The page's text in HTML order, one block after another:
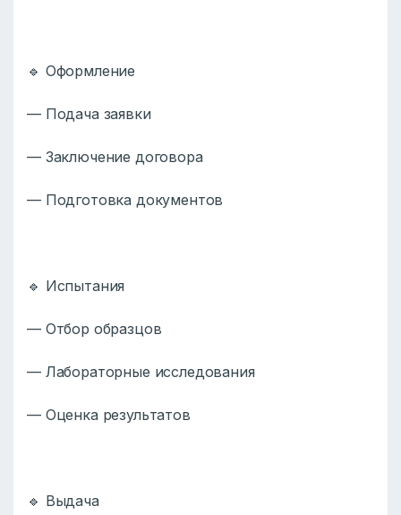
🔹 Оформление
— Подача заявки
— Заключение договора
— Подготовка документов
🔹 Испытания
— Отбор образцов
— Лабораторные исследования
— Оценка результатов
🔹 Выдача